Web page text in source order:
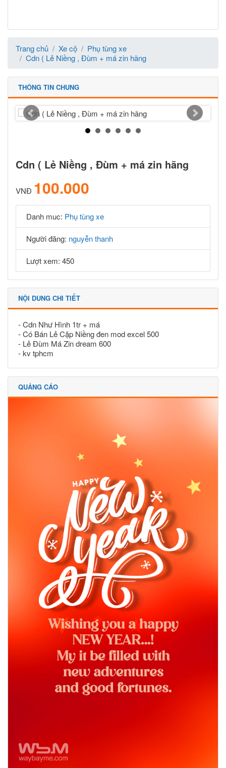
Trang chủ Xe cộ
Phụ tùng xe
Cdn ( Lẻ Niềng , Đùm + má zin hãng
THÔNG TIN CHUNG
Cdn ( Lẻ Niềng , Đùm + má zin hãng
VNĐ 100.000
Danh muc: Phụ tùng xe
Người đăng: nguyễn thanh
Lượt xem: 450
NỘI DUNG CHI TIẾT
- Cdn Như Hình 1tr + má
- Có Bán Lẻ Cặp Niềng đen mod excel 500
- Lẻ Đùm Má Zin dream 600
- kv tphcm
QUẢNG CÁO